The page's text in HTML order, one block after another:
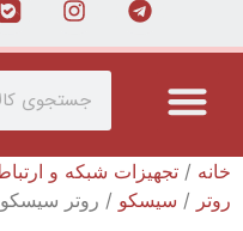
خانه / تجهیزات شبکه و
روتر / سیسکو / روتر سیسکو